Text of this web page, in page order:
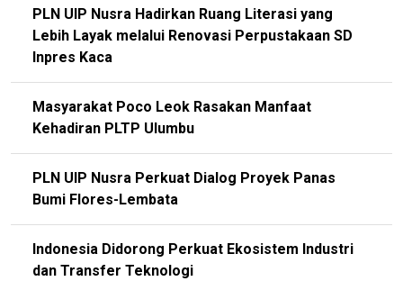
PLN UIP Nusra Hadirkan Ruang Literasi yang
Lebih Layak melalui Renovasi Perpustakaan SD
Inpres Kaca
Masyarakat Poco Leok Rasakan Manfaat
Kehadiran PLTP Ulumbu
PLN UIP Nusra Perkuat Dialog Proyek Panas
Bumi Flores-Lembata
Indonesia Didorong Perkuat Ekosistem Industri
dan Transfer Teknologi